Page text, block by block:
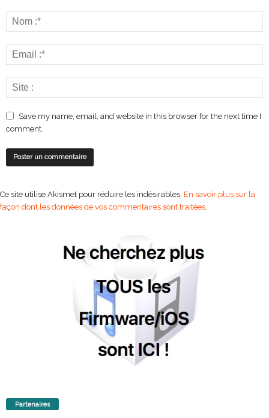
Save my name, email, and website in this browser for the next time I
comment.
Ce site utilise Akismet pour réduire les indésirables. En savoir plus sur la
façon dont les données de vos commentaires sont traitées.
Partenaires